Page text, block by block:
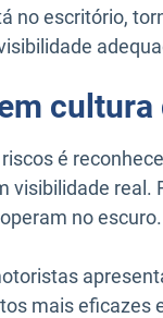
no escritório,
cultura
é
visibilidade real.
no escuro.
mais eficazes